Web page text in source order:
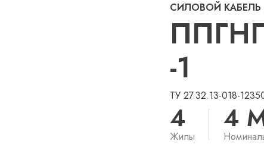
СИЛОВОЙ КАБЕЛЬ
-1
ТУ 27.32.13-018-
4
Жилы
4